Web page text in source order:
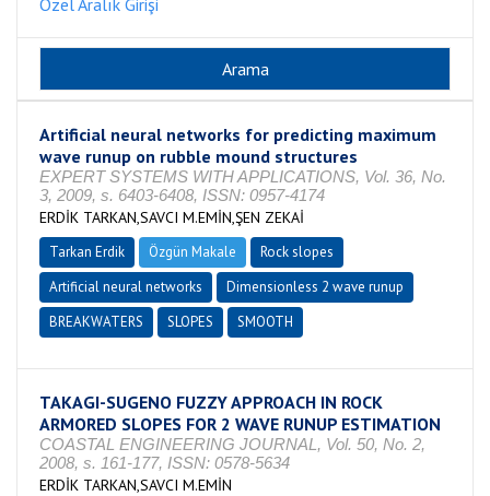
Özel Aralık Girişi
Artificial neural networks for predicting maximum
wave runup on rubble mound structures
EXPERT SYSTEMS WITH APPLICATIONS, Vol. 36, No.
3, 2009, s. 6403-6408, ISSN: 0957-4174
ERDİK TARKAN,SAVCI M.EMİN,ŞEN ZEKAİ
Tarkan Erdik Özgün Makale
Rock slopes
Artificial neural networks
Dimensionless 2 wave runup
BREAKWATERS
SLOPES SMOOTH
TAKAGI-SUGENO FUZZY APPROACH IN ROCK
ARMORED SLOPES FOR 2 WAVE RUNUP ESTIMATION
COASTAL ENGINEERING JOURNAL, Vol. 50, No. 2,
2008, s. 161-177, ISSN: 0578-5634
ERDİK TARKAN,SAVCI M.EMİN